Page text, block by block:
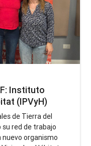
Instituto
(IPVyH)
de Tierra del
su red de trabajo
organismo